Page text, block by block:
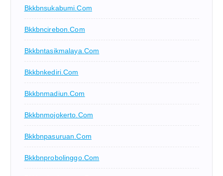
Bkkbnsukabumi.com
Bkkbncirebon.com
Bkkbntasikmalaya.com
Bkkbnkediri.com
Bkkbnmadiun.com
Bkkbnmojokerto.com
Bkkbnpasuruan.com
Bkkbnprobolinggo.com